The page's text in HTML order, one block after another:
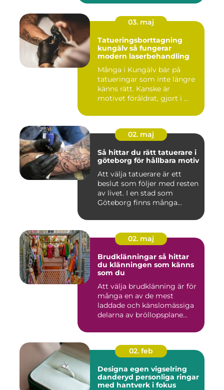
03. maj
Tatueringsborttagning
kungälv så fungerar
modern laserbehandling
Många i Kungälv bär på
tatueringar som inte längre
känns rätt. Kanske är
motivet föråldrat, gjort i ...
02. maj
Så hittar du rätt tatuerare i
göteborg för hållbara motiv
Att välja tatuerare är ett
beslut som följer med resten
av livet. I en stad som
Göteborg finns många...
02. maj
Brudklänningar så hittar
du klänningen som känns
som du
Att välja brudklänning är för
många en av de mest
laddade och känslomässiga
delarna av bröllopsplane...
02. feb
Designa egen vigselring
danderyd personliga ringar
med hantverk i fokus